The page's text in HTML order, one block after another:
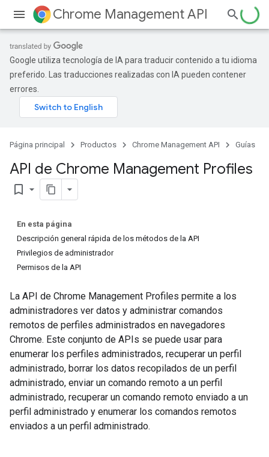
Chrome Management API
Google utiliza tecnología de IA para traducir contenido a tu idioma
preferido. Las traducciones realizadas con IA pueden contener
errores.
Página principal Productos Chrome Management API Guías
API de Chrome Management Profiles
bookmark_border
En esta página
Descripción general rápida de los métodos de la API
Privilegios de administrador
Permisos de la API
La API de Chrome Management Profiles permite a los
administradores ver datos y administrar comandos
remotos de perfiles administrados en navegadores
Chrome. Este conjunto de APIs se puede usar para
enumerar los perfiles administrados, recuperar un perfil
administrado, borrar los datos recopilados de un perfil
administrado, enviar un comando remoto a un perfil
administrado, recuperar un comando remoto enviado a un
perfil administrado y enumerar los comandos remotos
enviados a un perfil administrado.